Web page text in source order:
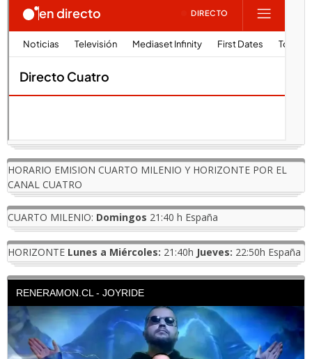
HORARIO EMISION CUARTO MILENIO Y HORIZONTE POR EL
CANAL CUATRO
CUARTO MILENIO: Domingos 21:40 h España
HORIZONTE Lunes a Miércoles: 21:40h Jueves: 22:50h España